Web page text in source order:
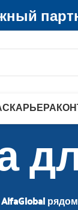
КАРЬЕРА